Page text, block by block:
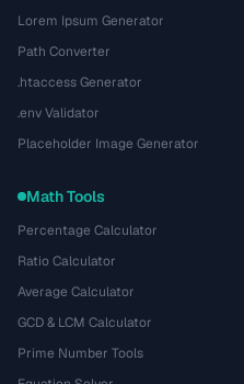
Lorem Ipsum Generator
Path Converter
.htaccess Generator
.env Validator
Placeholder Image Generator
Math Tools
Percentage Calculator
Ratio Calculator
Average Calculator
GCD & LCM Calculator
Prime Number Tools